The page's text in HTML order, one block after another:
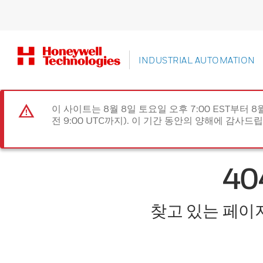
INDUSTRIAL AUTOMATION
이 사이트는 8월 8일 토요일 오후 7:00 EST부터
전 9:00 UTC까지). 이 기간 동안의 양해에 감사드
찾고 있는 페이